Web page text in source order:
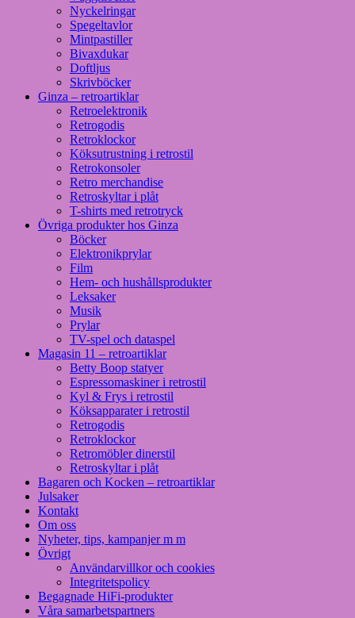
Nyckelringar
Spegeltavlor
Mintpastiller
Bivaxdukar
Doftljus
Skrivböcker
Ginza – retroartiklar
Retroelektronik
Retrogodis
Retroklockor
Köksutrustning i retrostil
Retrokonsoler
Retro merchandise
Retroskyltar i plåt
T-shirts med retrotryck
Övriga produkter hos Ginza
Böcker
Elektronikprylar
Film
Hem- och hushållsprodukter
Leksaker
Musik
Prylar
TV-spel och dataspel
Magasin 11 – retroartiklar
Betty Boop statyer
Espressomaskiner i retrostil
Kyl & Frys i retrostil
Köksapparater i retrostil
Retrogodis
Retroklockor
Retromöbler dinerstil
Retroskyltar i plåt
Bagaren och Kocken – retroartiklar
Julsaker
Kontakt
Om oss
Nyheter, tips, kampanjer m m
Övrigt
Användarvillkor och cookies
Integritetspolicy
Begagnade HiFi-produkter
Våra samarbetspartners